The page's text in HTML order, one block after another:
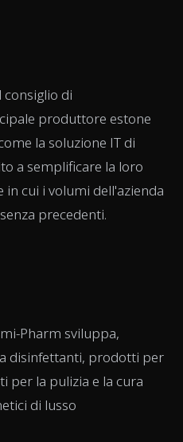
di
produttore estone
la soluzione IT di
a semplificare la loro
in cui i volumi dell'azienda
precedenti.
Pharm sviluppa,
disinfettanti, prodotti per
per la pulizia e la cura
di lusso